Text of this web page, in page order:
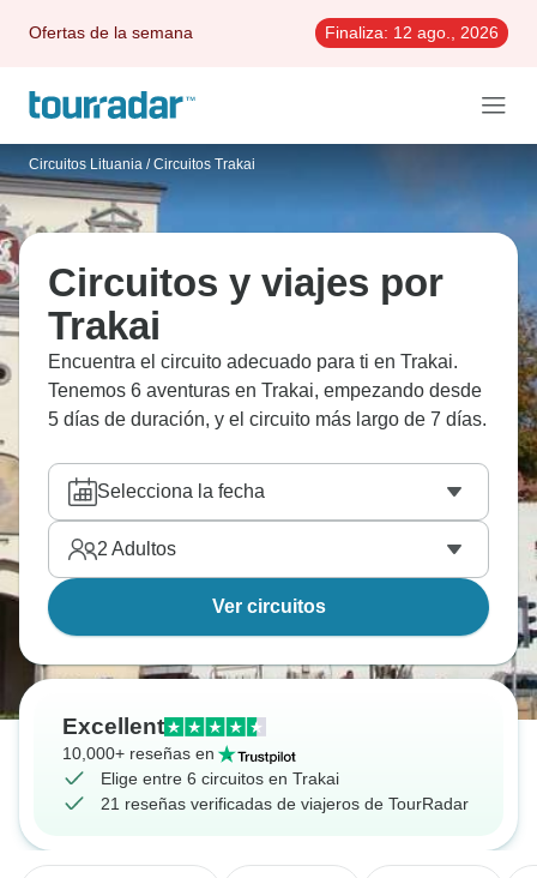
Ofertas de la semana Finaliza: 12 ago., 2026
Circuitos Lituania / Circuitos Trakai
Circuitos y viajes por
Trakai
Encuentra el circuito adecuado para ti en Trakai.
Tenemos 6 aventuras en Trakai, empezando desde
5 días de duración, y el circuito más largo de 7 días.
Selecciona la fecha
2 Adultos
Ver circuitos
Excellent
10,000+ reseñas en
Elige entre 6 circuitos en Trakai
21 reseñas verificadas de viajeros de TourRadar